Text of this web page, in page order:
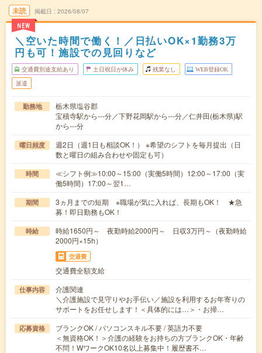
未読
NEW
掲載日 2026/08/07
＼空いた時間で働く！／日払いOK×1勤務3万
円も可！施設での見回りなど
交通費別途支給あり 土日祝日が休み 残業なし WEB登録OK
派遣
勤務地
栃木県塩谷郡
宝積寺駅から---分／下野花岡駅から---分／仁井田(栃木県)駅
から---分
曜日頻度
週2日（週1日も相談OK！） ※希望のシフトを毎月提出（日
数と曜日の組み合わせや固定も可）
時間
≪シフト例≫10:00～15:00（実働5時間）12:00～17:00（実
働5時間）17:00～翌1…
期間
3ヵ月までの短期 ※職場が気に入れば、長期もOK！ ★急
募！即日勤務もOK！
時給
時給1650円～ 夜勤時給2000円～ 日収3万円～（夜勤時給
2000円×15h）
交通費
交通費全額支給
仕事内容
介護関連
＼介護施設で見守りやお手伝い／施設を利用するお年寄りの
サポートをお任せします！＜具体的には…＞・お掃…
応募資格
ブランクOK / パソコンスキル不要 / 英語力不要
＜無資格OK！＞介護の経験をお持ちの方ブランクOK・年齢
不問！WワークOK10名以上募集中！履歴書不…